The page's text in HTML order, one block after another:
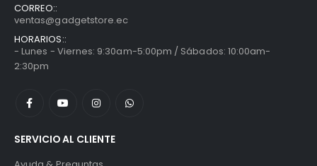
CORREO::
ventas@gadgetstore.ec
HORARIOS::
- Lunes - Viernes: 9:30am-5:00pm / Sábados: 10:00am-
2:30pm
SERVICIO AL CLIENTE